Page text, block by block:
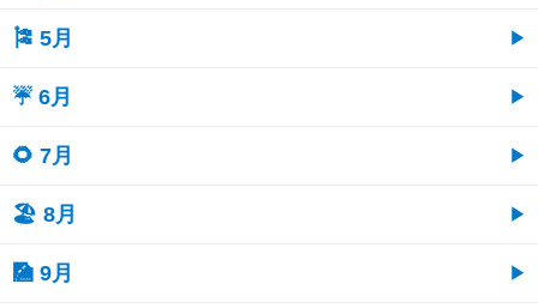
🎏 5月
☔ 6月
🌻 7月
🏖 8月
🎑 9月